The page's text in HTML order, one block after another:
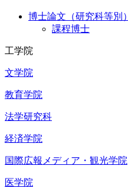
博士論文（研究科等別）
課程博士
工学院
文学院
教育学院
法学研究科
経済学院
国際広報メディア・観光学院
医学院